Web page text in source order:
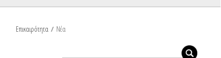
Επικαιρότητα / Νέα